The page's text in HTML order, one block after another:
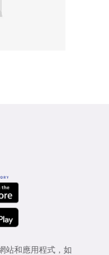
站和應用程式，如